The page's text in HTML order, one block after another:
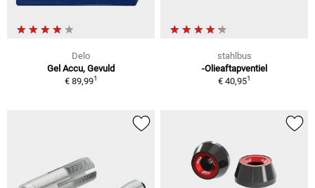
Delo
Gel Accu, Gevuld
€ 89,991
stahlbus
-Olieaftapventiel
€ 40,951